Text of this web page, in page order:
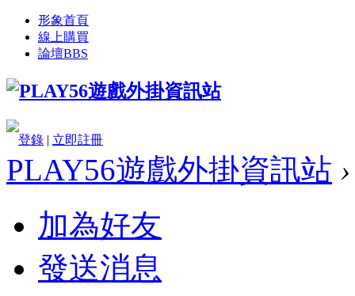
形象首頁
線上購買
論壇BBS
登錄 | 立即註冊
PLAY56遊戲外掛資訊站 ›
加為好友
發送消息